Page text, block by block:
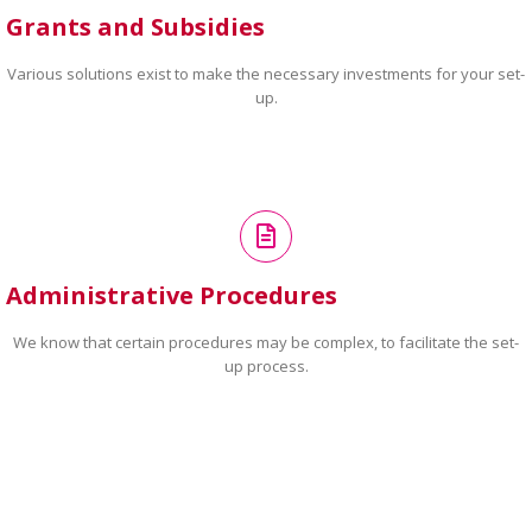
Grants and Subsidies
Various solutions exist to make the necessary investments for your set-
up.
Administrative Procedures
We know that certain procedures may be complex, to facilitate the set-
up process.